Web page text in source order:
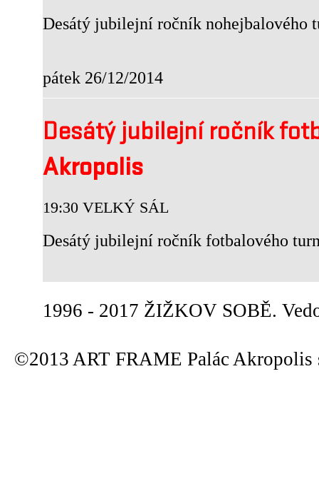
Desátý jubilejní ročník nohejbalového
pátek 26/12/2014
Desátý jubilejní ročník
Akropolis
19:30 VELKÝ SÁL
Desátý jubilejní ročník fotbalového
1996 - 2017 ŽIŽKOV SOBĚ.
©2013 ART FRAME Palác Akropolis